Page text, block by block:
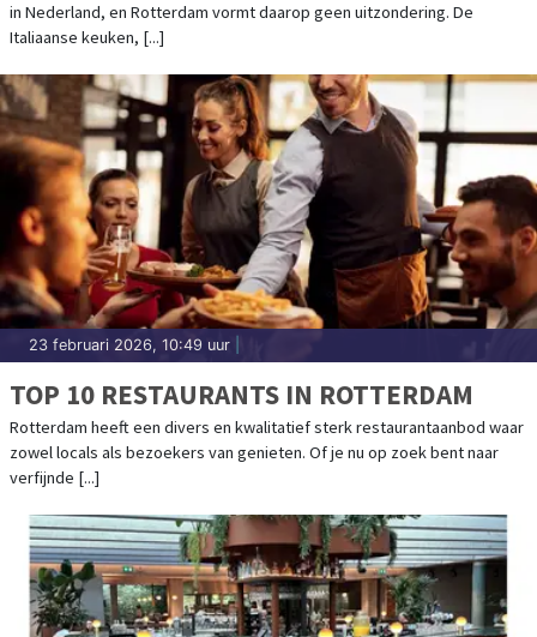
in Nederland, en Rotterdam vormt daarop geen uitzondering. De
Italiaanse keuken, [...]
23 februari 2026, 10:49 uur
TOP 10 RESTAURANTS IN ROTTERDAM
Rotterdam heeft een divers en kwalitatief sterk restaurantaanbod waar
zowel locals als bezoekers van genieten. Of je nu op zoek bent naar
verfijnde [...]